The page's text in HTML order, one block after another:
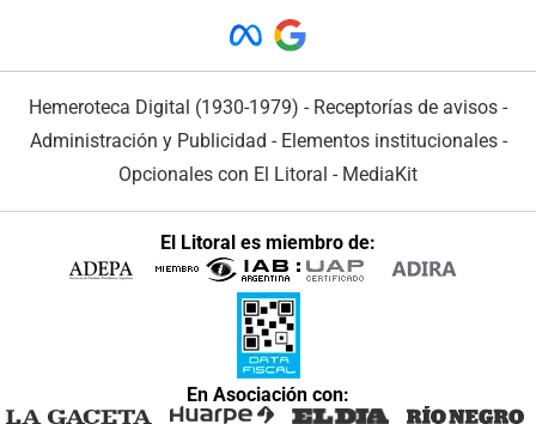
Hemeroteca Digital (1930-1979) - Receptorías de avisos -
Administración y Publicidad - Elementos institucionales-
Opcionales con El Litoral - MediaKit
El Litoral es miembro de:
En Asociación con: